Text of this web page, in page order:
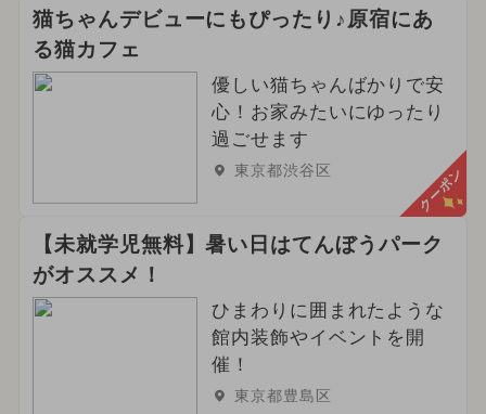
猫ちゃんデビューにもぴったり♪原宿にあ
る猫カフェ
優しい猫ちゃんばかりで安
心！お家みたいにゆったり
過ごせます
東京都渋谷区 クーポン
【未就学児無料】暑い日はてんぼうパーク
がオススメ！
ひまわりに囲まれたような
館内装飾やイベントを開
催！
東京都豊島区